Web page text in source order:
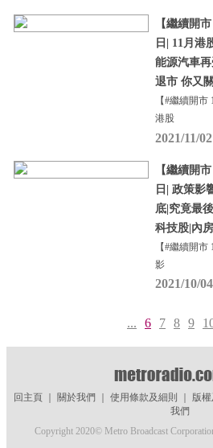
【繼續開
日| 11月港
能源汽車
退市 你又
【#繼續開市
港股
2021/11/02
【繼續開
日| 政策影
底|究竟最
科技股|內
【#繼續開
影
2021/10/04
... 6 7 8 9
回主頁｜ 關於我們 使用條款及細則 版
我們
Copyright 2020© Metro Broadcast